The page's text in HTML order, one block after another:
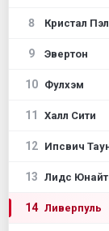
8 Кристал
9 Эвертон
10 Фулхэм
11 Халл Сити
12 Ипсвич
13 Лидс
14 Ливерпуль